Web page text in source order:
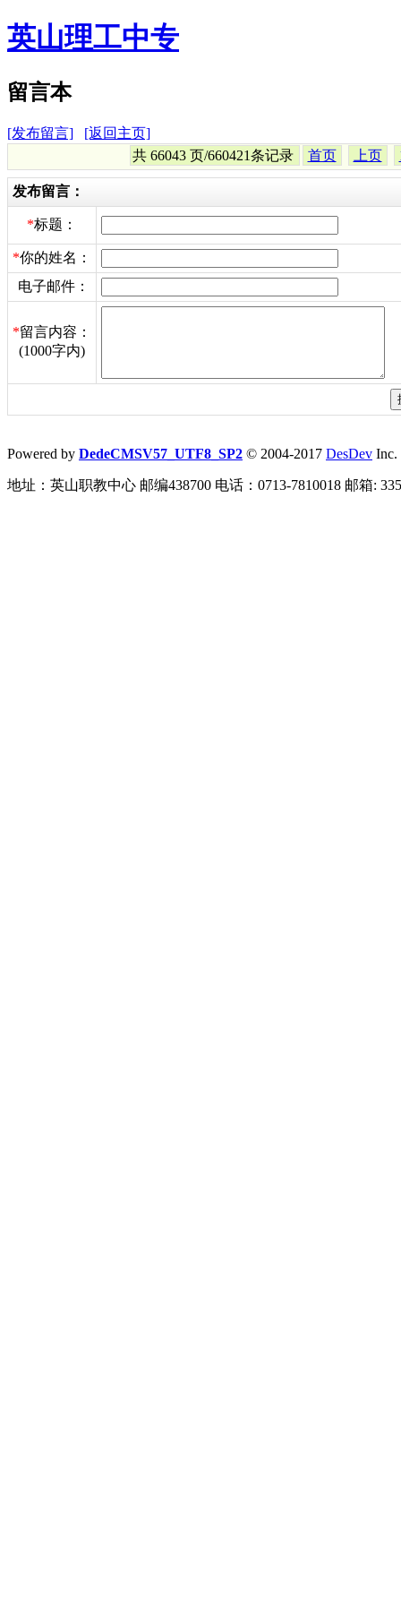
英山理工中专
留言本
[发布留言]
[返回主页]
共 66043 页/660421条记录
首页 上页
发布留言：
*标题：
*你的姓名：
电子邮件：
*留言内容：
(1000字内)
Powered by DedeCMSV57_UTF8_SP2 © 2004-2017 DesDev Inc.
地址：英山职教中心 邮编438700 电话：0713-7810018 邮箱: